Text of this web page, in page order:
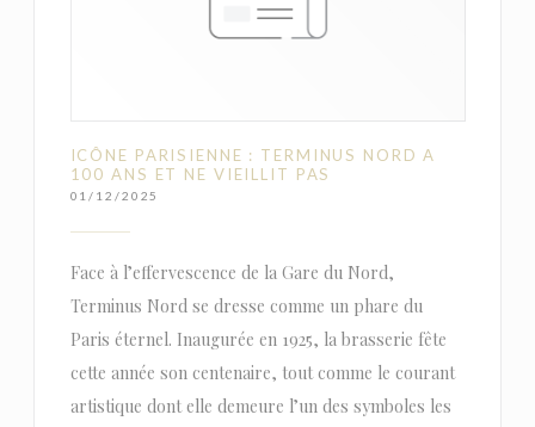
ICÔNE PARISIENNE : TERMINUS NORD A
100 ANS ET NE VIEILLIT PAS
01/12/2025
Face à l’effervescence de la Gare du Nord,
Terminus Nord se dresse comme un phare du
Paris éternel. Inaugurée en 1925, la brasserie fête
cette année son centenaire, tout comme le courant
artistique dont elle demeure l’un des symboles les